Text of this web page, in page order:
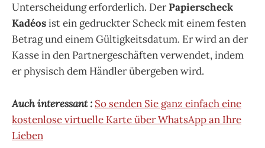
Unterscheidung erforderlich. DerPapierscheck
Kadéosist ein gedruckter Scheck mit einem festen
Betrag und einem Gültigkeitsdatum. Er wird an der
Kasse in den Partnergeschäften verwendet, indem
er physisch dem Händler übergeben wird.
Auch interessant : So senden Sie ganz einfach eine
kostenlose virtuelle Karte über WhatsApp an Ihre
Lieben